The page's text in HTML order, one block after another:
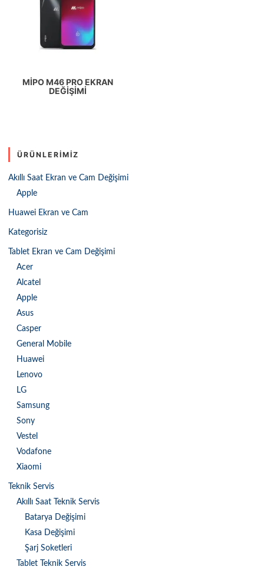
MIPO M46 PRO EKRAN
DEĞIŞIMI
ÜRÜNLERIMIZ
Akıllı Saat Ekran ve Cam Değişimi
Apple
Huawei Ekran ve Cam
Kategorisiz
Tablet Ekran ve Cam Değişimi
Acer
Alcatel
Apple
Asus
Casper
General Mobile
Huawei
Lenovo
LG
Samsung
Sony
Vestel
Vodafone
Xiaomi
Teknik Servis
Akıllı Saat Teknik Servis
Batarya Değişimi
Kasa Değişimi
Şarj Soketleri
Tablet Teknik Servis